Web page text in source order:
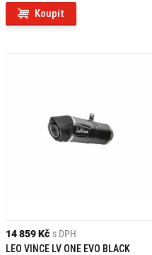
Koupit
14 859 Kč s DPH
LEO VINCE LV ONE EVO BLACK